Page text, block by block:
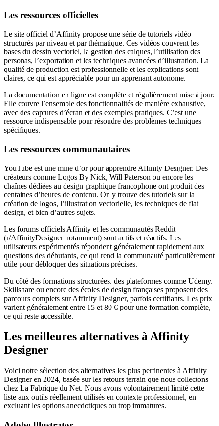
Les ressources officielles
Le site officiel d’Affinity propose une série de tutoriels vidéo
structurés par niveau et par thématique. Ces vidéos couvrent les
bases du dessin vectoriel, la gestion des calques, l’utilisation des
personas, l’exportation et les techniques avancées d’illustration. La
qualité de production est professionnelle et les explications sont
claires, ce qui est appréciable pour un apprenant autonome.
La documentation en ligne est complète et régulièrement mise à jour.
Elle couvre l’ensemble des fonctionnalités de manière exhaustive,
avec des captures d’écran et des exemples pratiques. C’est une
ressource indispensable pour résoudre des problèmes techniques
spécifiques.
Les ressources communautaires
YouTube est une mine d’or pour apprendre Affinity Designer. Des
créateurs comme Logos By Nick, Will Paterson ou encore les
chaînes dédiées au design graphique francophone ont produit des
centaines d’heures de contenu. On y trouve des tutoriels sur la
création de logos, l’illustration vectorielle, les techniques de flat
design, et bien d’autres sujets.
Les forums officiels Affinity et les communautés Reddit
(r/AffinityDesigner notamment) sont actifs et réactifs. Les
utilisateurs expérimentés répondent généralement rapidement aux
questions des débutants, ce qui rend la communauté particulièrement
utile pour débloquer des situations précises.
Du côté des formations structurées, des plateformes comme Udemy,
Skillshare ou encore des écoles de design françaises proposent des
parcours complets sur Affinity Designer, parfois certifiants. Les prix
varient généralement entre 15 et 80 € pour une formation complète,
ce qui reste accessible.
Les meilleures alternatives à Affinity
Designer
Voici notre sélection des alternatives les plus pertinentes à Affinity
Designer en 2024, basée sur les retours terrain que nous collectons
chez La Fabrique du Net. Nous avons volontairement limité cette
liste aux outils réellement utilisés en contexte professionnel, en
excluant les options anecdotiques ou trop immatures.